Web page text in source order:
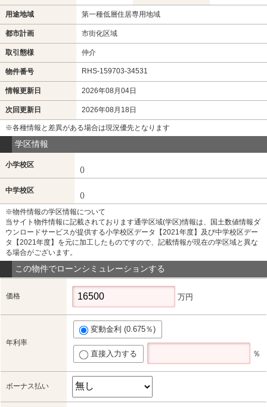
用途地域 第一種低層住居専用地域
都市計画 市街化区域
取引態様 仲介
物件番号 RHS-159703-34531
情報更新日 2026年08月04日
次回更新日 2026年08月18日
※各種情報と差異がある場合は現況優先となります
学区情報
小学校区
()
中学校区
()
※物件情報の学区情報について
当サイト物件情報に記載されております通学区域(学区)情報は、国土数値情報ダ
ウンロードサービスが提供する小学校区データ【2021年度】及び中学校区デー
タ【2021年度】を元に加工したものですので、記載情報が現在の学区域と異な
る場合がございます。
この物件でローンシミュレーションする
価格 万円
年利率
変動金利 (0.675％)
直接入力する ％
ボーナス払い